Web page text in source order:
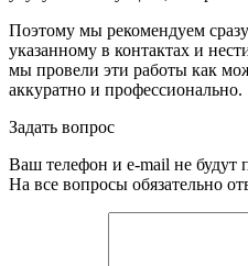
Поэтому мы рекомендуем
указанному в контактах и
мы провели эти работы как
аккуратно и профессионально.
Задать вопрос
Ваш телефон и e-mail не будут
На все вопросы обязательно